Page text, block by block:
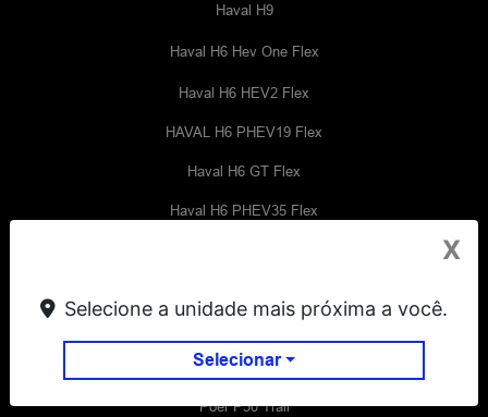
Haval H9
Haval H6 Hev One Flex
Haval H6 HEV2 Flex
HAVAL H6 PHEV19 Flex
Haval H6 GT Flex
Haval H6 PHEV35 Flex
Poer P30 Exclusive
Poer P30 Trail
X
Selecione a unidade mais próxima a você.
Selecionar